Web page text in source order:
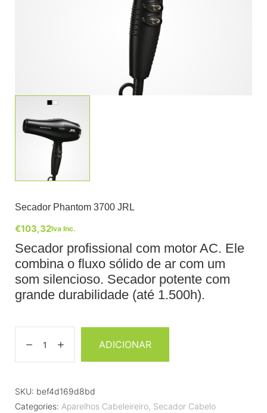
Secador Phantom 3700 JRL
€103,32Iva Inc.
Secador profissional com motor AC. Ele
combina o fluxo sólido de ar com um
som silencioso. Secador potente com
grande durabilidade (até 1.500h).
ADICIONAR
SKU: bef4d169d8bd
Categories: Aparelhos Cabeleireiro, Secador Cabelo